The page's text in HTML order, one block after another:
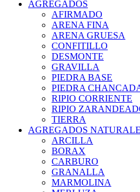
AGREGADOS
AFIRMADO
ARENA FINA
ARENA GRUESA
CONFITILLO
DESMONTE
GRAVILLA
PIEDRA BASE
PIEDRA
RIPIO CORRIENTE
RIPIO
TIERRA
AGREGADOS
ARCILLA
BORAX
CARBURO
GRANALLA
MARMOLINA